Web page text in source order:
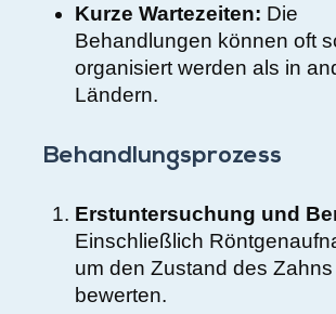
Kurze Wartezeiten: Die
Behandlungen können oft
organisiert werden als in
Ländern.
Behandlungsprozess
Erstuntersuchung und
Einschließlich
um den Zustand des Zahns
bewerten.